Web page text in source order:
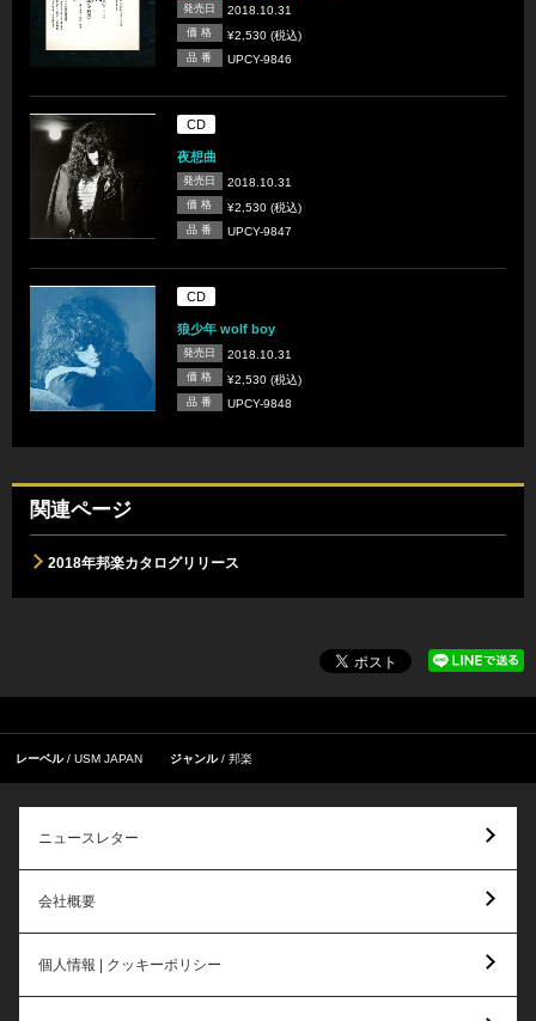
発売日 2018.10.31
価 格 ¥2,530 (税込)
品 番 UPCY-9846
CD
夜想曲
発売日 2018.10.31
価 格 ¥2,530 (税込)
品 番 UPCY-9847
CD
狼少年 wolf boy
発売日 2018.10.31
価 格 ¥2,530 (税込)
品 番 UPCY-9848
関連ページ
2018年邦楽カタログリリース
レーベル USM JAPAN ジャンル 邦楽
ニュースレター
会社概要
個人情報 | クッキーポリシー